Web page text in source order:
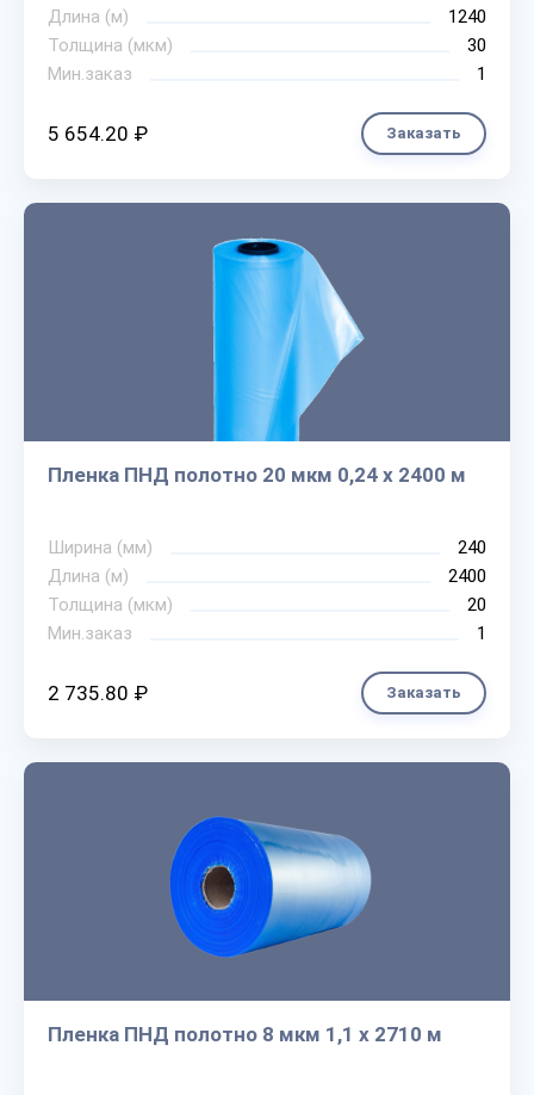
Длина (м)
1240
Толщина (мкм)
30
Мин.заказ
1
5 654.20 ₽ Заказать
Пленка ПНД полотно 20 мкм 0,24 х 2400 м
Ширина (мм)
240
Длина (м)
2400
Толщина (мкм)
20
Мин.заказ
1
2 735.80 ₽ Заказать
Пленка ПНД полотно 8 мкм 1,1 х 2710 м